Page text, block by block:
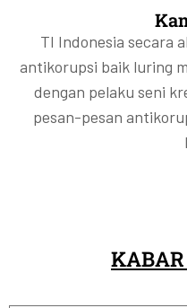
TI Indonesia secara
antikorupsi baik luring
dengan pelaku seni
pesan-pesan